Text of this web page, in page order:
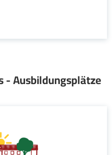
- Ausbildungsplätze